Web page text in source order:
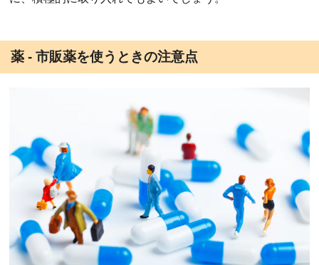
薬 - 市販薬を使うときの注意点